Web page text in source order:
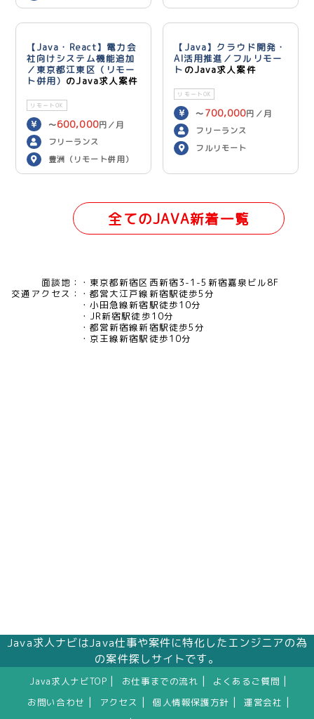
用）
【Java・React】電力会
社向けシステム機能追加
／東京都江東区（リモー
ト併用） のJava求人案件
リモートOK
〜600,000円／月
フリーランス
豊洲（リモート併用）
【Java】クラウド開発・
AI活用推進／フルリモー
ト のJava求人案件
リモートOK
〜 700,000円／月
フリーランス
フルリモート
全てのJAVA新着一覧
面談地：
東京都新宿区西新宿3-1-5新宿嘉泉ビル8F
交通アクセス：
都営大江戸線新宿駅徒歩5分
小田急線新宿駅徒歩10分
JR新宿駅徒歩10分
都営新宿線新宿駅徒歩5分
京王線新宿駅徒歩10分
Java求人ナビはJava仕事や案件に特化したエンジニアの為
の案件探しサイトです。
Java求人ナビTOP お仕事までの流れ よくあるご質問
お問い合わせ アクセス 個人情報保護方針 運営会社